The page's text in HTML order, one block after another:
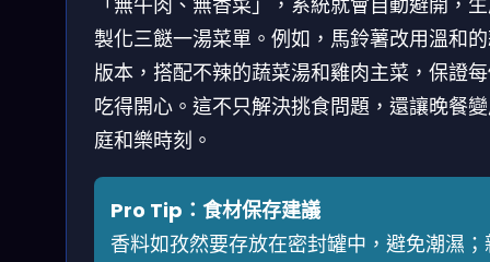
製化三餸一湯菜單。例如，馬鈴薯改用溫和
版本，搭配不辣的蔬菜湯和雞肉主菜，保證
吃得開心。這不只解決挑食問題，還讓晚餐
庭和樂時刻。
Pro Tip：食材保存建議
香料如孜然要存放在密封罐中，避免潮濕；